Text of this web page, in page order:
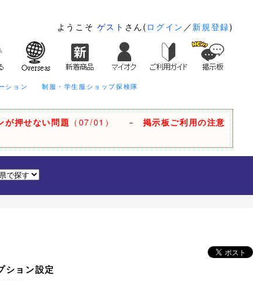
ようこそ ゲスト さん( ログイン ／ 新規登録)
ション 制服・学生服ショップ探検隊
が押せない問題 （07/01） － 掲示板ご利用の注意
ション設定